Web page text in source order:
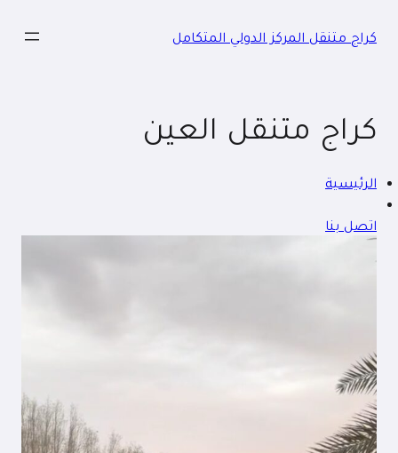
المحتوى
كراج متنقل المركز الدولي المتكامل
كراج متنقل العين
الرئيسية
اتصل بنا